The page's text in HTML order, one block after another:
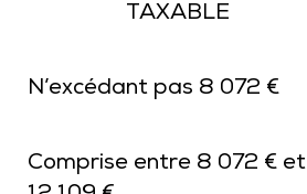
TAXABLE
N’excédant pas 8 072 €
Comprise entre 8 072 € et